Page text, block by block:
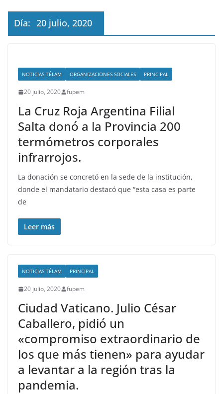
Día: 20 julio, 2020
NOTICIAS TÉLAM ORGANIZACIONES SOCIALES PRINCIPAL
20 julio, 2020 fupem
La Cruz Roja Argentina Filial
Salta donó a la Provincia 200
termómetros corporales
infrarrojos.
La donación se concretó en la sede de la institución,
donde el mandatario destacó que “esta casa es parte
de
Leer más
NOTICIAS TÉLAM PRINCIPAL
20 julio, 2020 fupem
Ciudad Vaticano. Julio César
Caballero, pidió un
«compromiso extraordinario de
los que más tienen» para ayudar
a levantar a la región tras la
pandemia.